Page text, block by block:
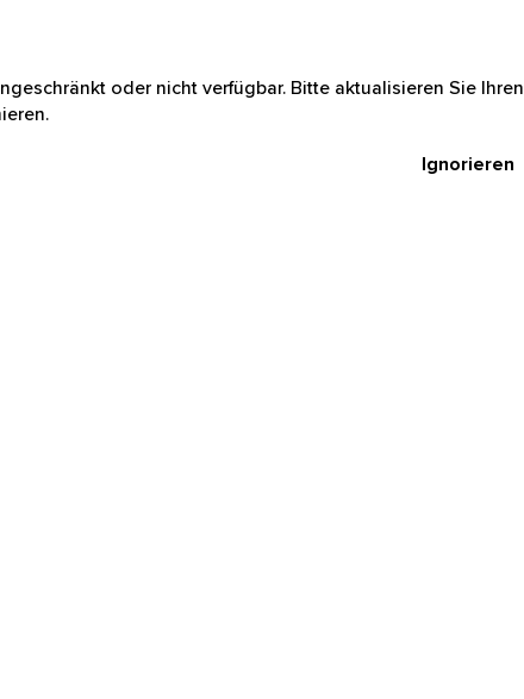
oder nicht verfügbar. Bitte aktualisieren Sie Ihren
Ignorieren